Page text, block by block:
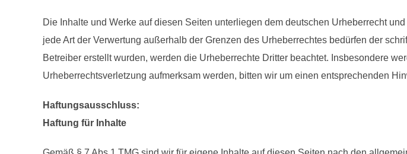
Die Inhalte und Werke auf diesen Seiten unterliegen dem deutschen Urheberrecht
jede Art der Verwertung außerhalb der Grenzen des Urheberrechtes bedürfen der
Betreiber erstellt wurden, werden die Urheberrechte Dritter beachtet. Insbesondere
Urheberrechtsverletzung aufmerksam werden, bitten wir um einen entsprechenden
Haftungsausschluss:
Haftung für Inhalte